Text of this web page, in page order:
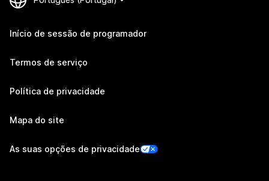
Início de sessão de programador
Termos de serviço
Política de privacidade
Mapa do site
As suas opções de privacidade